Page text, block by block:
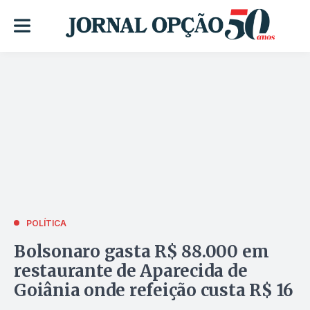
POLÍTICA
Bolsonaro gasta R$ 88.000 em
restaurante de Aparecida de
Goiânia onde refeição custa R$ 16